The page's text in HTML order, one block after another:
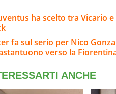
ha scelto tra Vicario
fa sul serio per Nico
verso la